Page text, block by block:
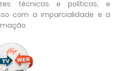
técnicas e políticas, e
com a imparcialidade e a